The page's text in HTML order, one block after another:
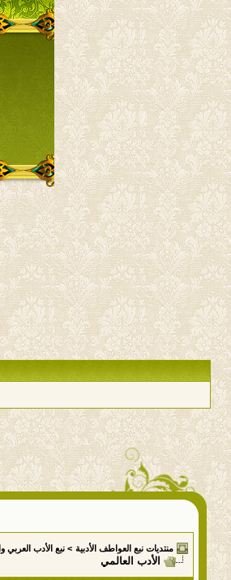
منتديات نبع العواطف الأدبية > نبع الأدب العربي
الأدب العالمي